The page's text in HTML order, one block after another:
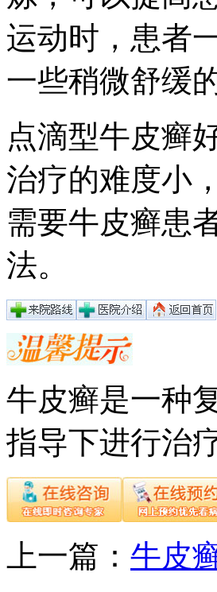
运动时，患者
一些稍微舒缓
点滴型牛皮癣
治疗的难度小
需要牛皮癣患
法。
牛皮癣是一种
指导下进行治疗
上一篇： 牛皮